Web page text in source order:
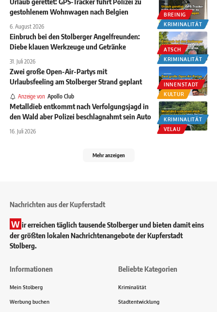
BREINIG
KRIMINALITÄT
gestohlenem Wohnwagen nach Belgien
6. August 2026
ATSCH
KRIMINALITÄT
Einbruch bei den Stolberger Angelfreunden:
Diebe klauen Werkzeuge und Getränke
31. Juli 2026
INNENSTADT
KULTUR
Zwei große Open-Air-Partys mit
Urlaubsfeeling am Stolberger Strand geplant
Anzeige von Apollo Club
KRIMINALITÄT
VELAU
Metalldieb entkommt nach Verfolgungsjagd in
den Wald aber Polizei beschlagnahmt sein Auto
16. Juli 2026
Mehr anzeigen
Nachrichten aus der Kupferstadt
W ir erreichen täglich tausende Stolberger und bieten damit eins
der größten lokalen Nachrichtenangebote der Kupferstadt
Stolberg.
Informationen
Mein Stolberg
Werbung buchen
Beliebte Kategorien
Kriminalität
Stadtentwicklung